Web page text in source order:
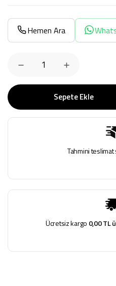
Hemen Ara
Sepete Ekle
Tahmini teslimat
Ücretsiz kargo 0,00 TL